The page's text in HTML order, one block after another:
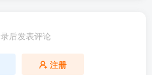
后发表评论
注册